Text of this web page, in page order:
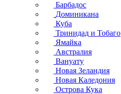
Барбадос
Доминикана
Куба
Тринидад и Тобаго
Ямайка
Австралия
Вануату
Новая Зеландия
Новая Каледония
Острова Кука